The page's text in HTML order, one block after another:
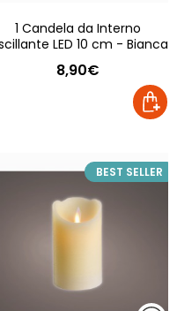
1 Candela da Interno
LED 10 cm - Bianca
8,90€
BEST SELLER